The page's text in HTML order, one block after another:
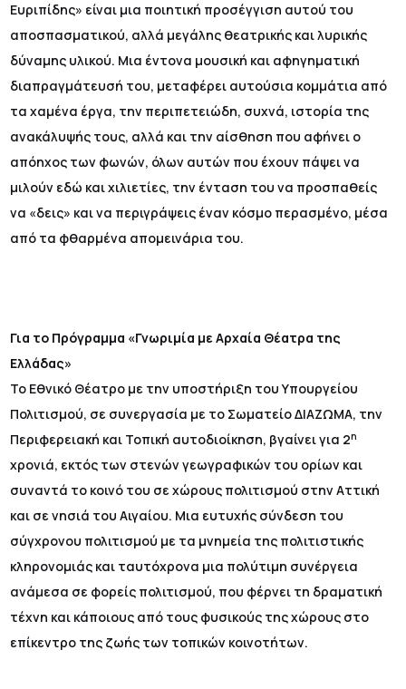
Ευριπίδης» είναι μια ποιητική προσέγγιση αυτού του
αποσπασματικού, αλλά μεγάλης θεατρικής και λυρικής
δύναμης υλικού. Μια έντονα μουσική και αφηγηματική
διαπραγμάτευσή του, μεταφέρει αυτούσια κομμάτια από
τα χαμένα έργα, την περιπετειώδη, συχνά, ιστορία της
ανακάλυψής τους, αλλά και την αίσθηση που αφήνει ο
απόηχος των φωνών, όλων αυτών που έχουν πάψει να
μιλούν εδώ και χιλιετίες, την ένταση του να προσπαθείς
να «δεις» και να περιγράψεις έναν κόσμο περασμένο, μέσα
από τα φθαρμένα απομεινάρια του.
Για το Πρόγραμμα «Γνωριμία με Αρχαία Θέατρα της
Ελλάδας»
Το Εθνικό Θέατρο με την υποστήριξη του Υπουργείου
Πολιτισμού, σε συνεργασία με το Σωματείο ΔΙΑΖΩΜΑ, την
Περιφερειακή και Τοπική αυτοδιοίκηση, βγαίνει για 2η
χρονιά, εκτός των στενών γεωγραφικών του ορίων και
συναντά το κοινό του σε χώρους πολιτισμού στην Αττική
και σε νησιά του Αιγαίου. Μια ευτυχής σύνδεση του
σύγχρονου πολιτισμού με τα μνημεία της πολιτιστικής
κληρονομιάς και ταυτόχρονα μια πολύτιμη συνέργεια
ανάμεσα σε φορείς πολιτισμού, που φέρνει τη δραματική
τέχνη και κάποιους από τους φυσικούς της χώρους στο
επίκεντρο της ζωής των τοπικών κοινοτήτων.